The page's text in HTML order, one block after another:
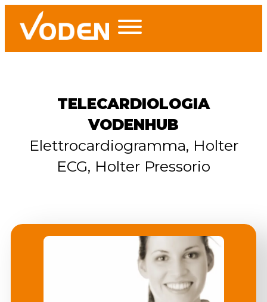
TELECARDIOLOGIA
VODENHUB
Elettrocardiogramma, Holter
ECG, Holter Pressorio